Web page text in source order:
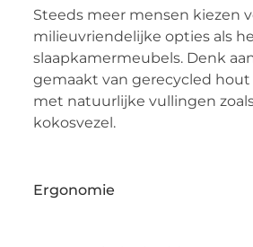
Steeds meer mensen kiezen
milieuvriendelijke opties als
slaapkamermeubels. Denk
gemaakt van gerecycled hout
met natuurlijke vullingen
kokosvezel.
Ergonomie